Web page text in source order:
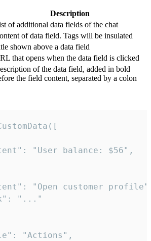
Description
of additional data fields of the chat
of data field. Tags will be insulated
shown above a data field
that opens when the data field is clicked
of the data field, added in bold
the field content, separated by a colon
"User balance: $56",
"Open customer
"..."
"Actions",